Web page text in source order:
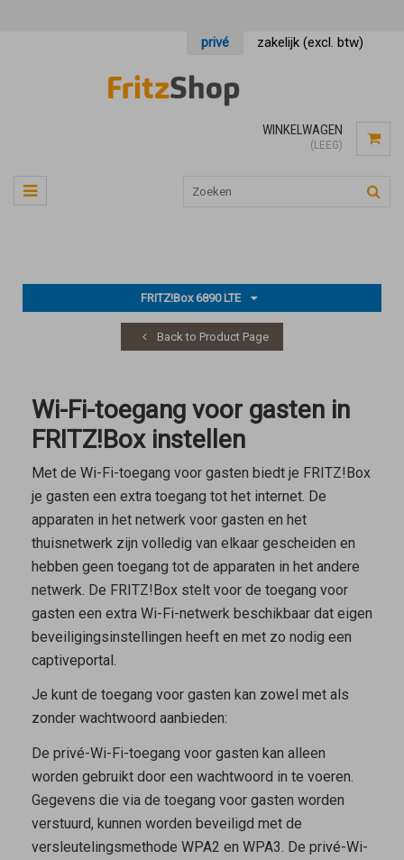
privé zakelijk (excl. btw)
WINKELWAGEN
(LEEG)
FRITZ!Box 6890 LTE
Back to Product Page
Wi-Fi-toegang voor gasten in
FRITZ!Box instellen
Met de Wi-Fi-toegang voor gasten biedt je FRITZ!Box
je gasten een extra toegang tot het internet. De
apparaten in het netwerk voor gasten en het
thuisnetwerk zijn volledig van elkaar gescheiden en
hebben geen toegang tot de apparaten in het andere
netwerk. De FRITZ!Box stelt voor de toegang voor
gasten een extra Wi-Fi-netwerk beschikbaar dat eigen
beveiligingsinstellingen heeft en met zo nodig een
captiveportal.
Je kunt de toegang voor gasten kan zowel met als
zonder wachtwoord aanbieden:
De privé-Wi-Fi-toegang voor gasten kan alleen
worden gebruikt door een wachtwoord in te voeren.
Gegevens die via de toegang voor gasten worden
verstuurd, kunnen worden beveiligd met de
versleutelingsmethode WPA2 en WPA3. De privé-Wi-